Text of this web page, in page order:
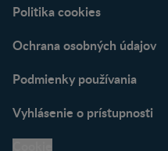
Politika cookies
Ochrana osobných údajov
Podmienky používania
Vyhlásenie o prístupnosti